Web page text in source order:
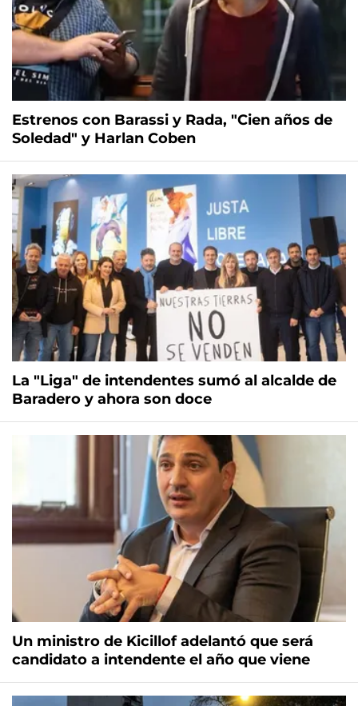
Estrenos con Barassi y Rada, "Cien años de
Soledad" y Harlan Coben
La "Liga" de intendentes sumó al alcalde de
Baradero y ahora son doce
Un ministro de Kicillof adelantó que será
candidato a intendente el año que viene